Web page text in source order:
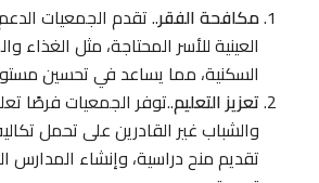
مكافحة الفقر.. تقدم الجمعيات
العينية للأسر المحتاجة، مثل
السكنية، مما يساعد في تحسين
تعزيز التعليم..توفر الجمعيات فرصًا
والشباب غير القادرين على تحمل
تقديم منح دراسية، وإنشاء المدارس